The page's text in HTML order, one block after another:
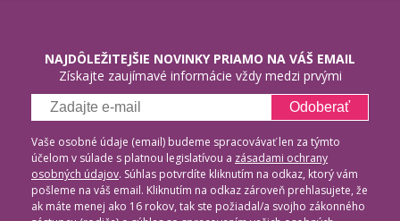
NAJDÔLEŽITEJŠIE NOVINKY PRIAMO NA VÁŠ EMAIL
Získajte zaujímavé informácie vždy medzi prvými
Odoberať
Vaše osobné údaje (email) budeme spracovávať len za týmto
účelom v súlade s platnou legislatívou a zásadami ochrany
osobných údajov. Súhlas potvrdíte kliknutím na odkaz, ktorý vám
pošleme na váš email. Kliknutím na odkaz zároveň prehlasujete, že
ak máte menej ako 16 rokov, tak ste požiadal/a svojho zákonného